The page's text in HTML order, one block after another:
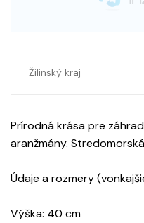
Žilinský kraj
Prírodná krása pre
aranžmány.
Údaje a rozmery
Výška: 40 cm